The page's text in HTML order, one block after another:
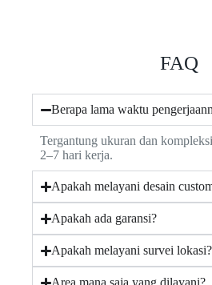
FAQ
Berapa lama waktu
Tergantung ukuran dan
2–7 hari kerja.
Apakah melayani desain
Apakah ada garansi?
Apakah melayani survei lokasi?